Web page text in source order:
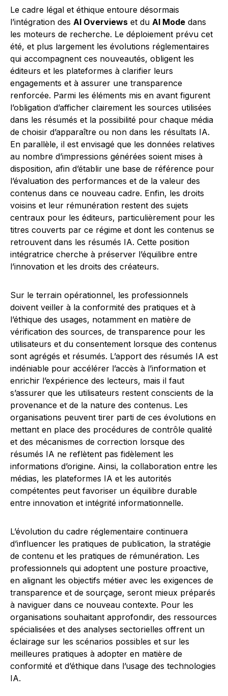
Le cadre légal et éthique entoure désormais
l’intégration des AI Overviews et du AI Mode dans
les moteurs de recherche. Le déploiement prévu cet
été, et plus largement les évolutions réglementaires
qui accompagnent ces nouveautés, obligent les
éditeurs et les plateformes à clarifier leurs
engagements et à assurer une transparence
renforcée. Parmi les éléments mis en avant figurent
l’obligation d’afficher clairement les sources utilisées
dans les résumés et la possibilité pour chaque média
de choisir d’apparaître ou non dans les résultats IA.
En parallèle, il est envisagé que les données relatives
au nombre d’impressions générées soient mises à
disposition, afin d’établir une base de référence pour
l’évaluation des performances et de la valeur des
contenus dans ce nouveau cadre. Enfin, les droits
voisins et leur rémunération restent des sujets
centraux pour les éditeurs, particulièrement pour les
titres couverts par ce régime et dont les contenus se
retrouvent dans les résumés IA. Cette position
intégratrice cherche à préserver l’équilibre entre
l’innovation et les droits des créateurs.
Sur le terrain opérationnel, les professionnels
doivent veiller à la conformité des pratiques et à
l’éthique des usages, notamment en matière de
vérification des sources, de transparence pour les
utilisateurs et du consentement lorsque des contenus
sont agrégés et résumés. L’apport des résumés IA est
indéniable pour accélérer l’accès à l’information et
enrichir l’expérience des lecteurs, mais il faut
s’assurer que les utilisateurs restent conscients de la
provenance et de la nature des contenus. Les
organisations peuvent tirer parti de ces évolutions en
mettant en place des procédures de contrôle qualité
et des mécanismes de correction lorsque des
résumés IA ne reflètent pas fidèlement les
informations d’origine. Ainsi, la collaboration entre les
médias, les plateformes IA et les autorités
compétentes peut favoriser un équilibre durable
entre innovation et intégrité informationnelle.
L’évolution du cadre réglementaire continuera
d’influencer les pratiques de publication, la stratégie
de contenu et les pratiques de rémunération. Les
professionnels qui adoptent une posture proactive,
en alignant les objectifs métier avec les exigences de
transparence et de sourçage, seront mieux préparés
à naviguer dans ce nouveau contexte. Pour les
organisations souhaitant approfondir, des ressources
spécialisées et des analyses sectorielles offrent un
éclairage sur les scénarios possibles et sur les
meilleures pratiques à adopter en matière de
conformité et d’éthique dans l’usage des technologies
IA.